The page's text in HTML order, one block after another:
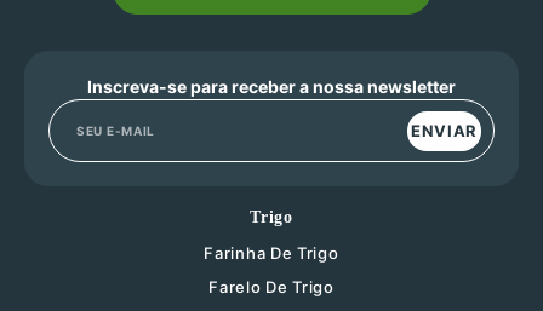
Inscreva-se para receber a nossa newsletter
ENVIAR
Trigo
Farinha De Trigo
Farelo De Trigo